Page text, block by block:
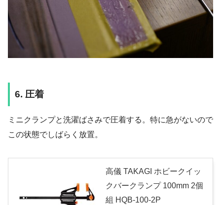
6. 圧着
ミニクランプと洗濯ばさみで圧着する。特に急がないので
この状態でしばらく放置。
高儀 TAKAGI ホビークイッ
クバークランプ 100mm 2個
組 HQB-100-2P